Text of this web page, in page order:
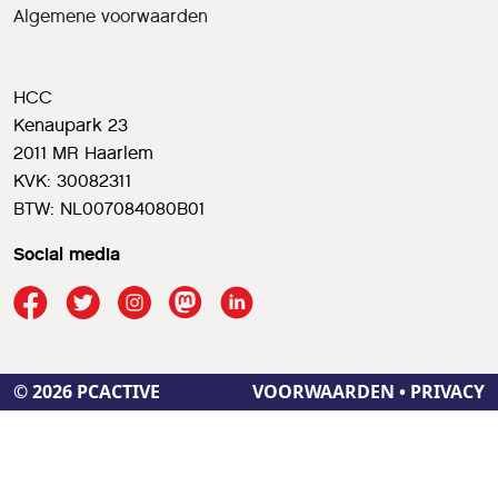
Algemene voorwaarden
HCC
Kenaupark 23
2011 MR Haarlem
KVK: 30082311
BTW: NL007084080B01
Social media
© 2026 PCACTIVE VOORWAARDEN • PRIVACY